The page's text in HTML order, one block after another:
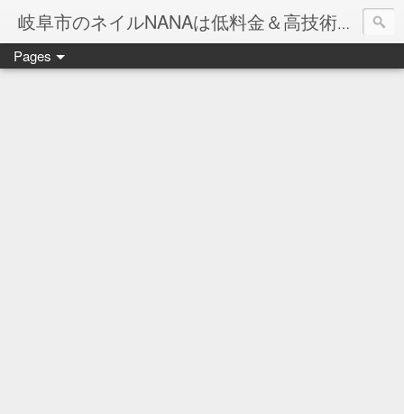
岐阜市のネイルNANAは低料金＆高技術のお店
ネイル岐阜市NANAです♪♪
Pages